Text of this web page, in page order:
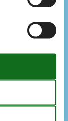
60 l